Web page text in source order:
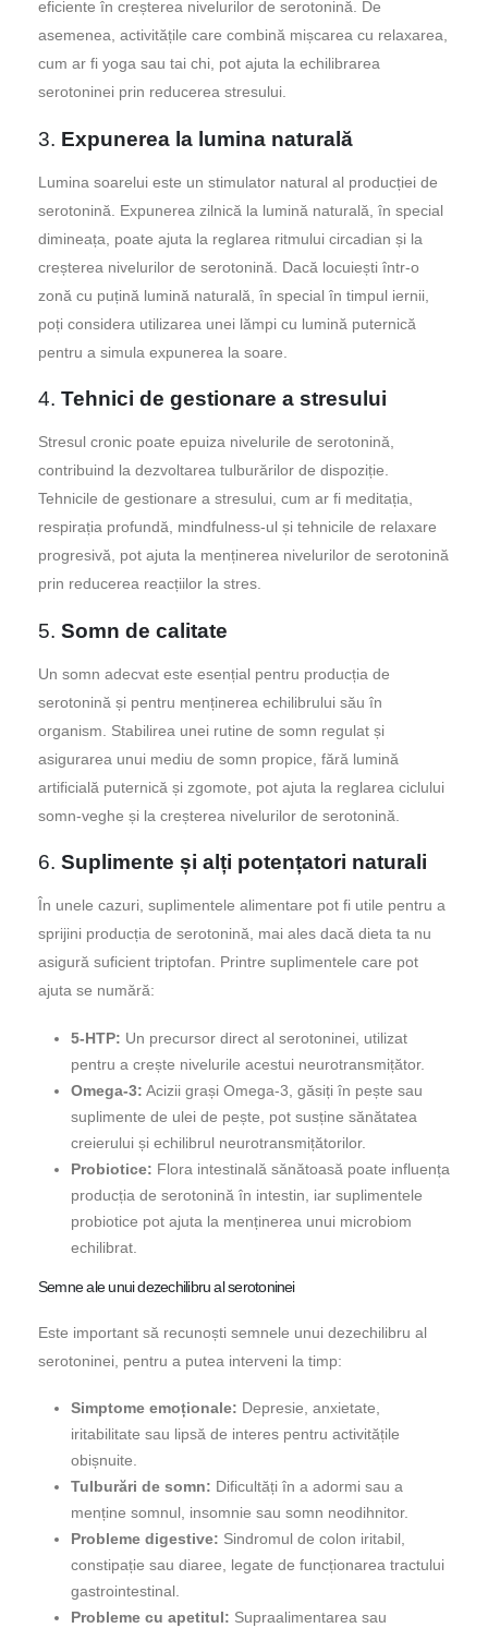
eficiente în creșterea nivelurilor de serotonină. De
asemenea, activitățile care combină mișcarea cu relaxarea,
cum ar fi yoga sau tai chi, pot ajuta la echilibrarea
serotoninei prin reducerea stresului.
3. Expunerea la lumina naturală
Lumina soarelui este un stimulator natural al producției de
serotonină. Expunerea zilnică la lumină naturală, în special
dimineața, poate ajuta la reglarea ritmului circadian și la
creșterea nivelurilor de serotonină. Dacă locuiești într-o
zonă cu puțină lumină naturală, în special în timpul iernii,
poți considera utilizarea unei lămpi cu lumină puternică
pentru a simula expunerea la soare.
4. Tehnici de gestionare a stresului
Stresul cronic poate epuiza nivelurile de serotonină,
contribuind la dezvoltarea tulburărilor de dispoziție.
Tehnicile de gestionare a stresului, cum ar fi meditația,
respirația profundă, mindfulness-ul și tehnicile de relaxare
progresivă, pot ajuta la menținerea nivelurilor de serotonină
prin reducerea reacțiilor la stres.
5. Somn de calitate
Un somn adecvat este esențial pentru producția de
serotonină și pentru menținerea echilibrului său în
organism. Stabilirea unei rutine de somn regulat și
asigurarea unui mediu de somn propice, fără lumină
artificială puternică și zgomote, pot ajuta la reglarea ciclului
somn-veghe și la creșterea nivelurilor de serotonină.
6. Suplimente și alți potențatori naturali
În unele cazuri, suplimentele alimentare pot fi utile pentru a
sprijini producția de serotonină, mai ales dacă dieta ta nu
asigură suficient triptofan. Printre suplimentele care pot
ajuta se numără:
5-HTP: Un precursor direct al serotoninei, utilizat
pentru a crește nivelurile acestui neurotransmițător.
Omega-3: Acizii grași Omega-3, găsiți în pește sau
suplimente de ulei de pește, pot susține sănătatea
creierului și echilibrul neurotransmițătorilor.
Probiotice: Flora intestinală sănătoasă poate influența
producția de serotonină în intestin, iar suplimentele
probiotice pot ajuta la menținerea unui microbiom
echilibrat.
Semne ale unui dezechilibru al serotoninei
Este important să recunoști semnele unui dezechilibru al
serotoninei, pentru a putea interveni la timp:
Simptome emoționale: Depresie, anxietate,
iritabilitate sau lipsă de interes pentru activitățile
obișnuite.
Tulburări de somn: Dificultăți în a adormi sau a
menține somnul, insomnie sau somn neodihnitor.
Probleme digestive: Sindromul de colon iritabil,
constipație sau diaree, legate de funcționarea tractului
gastrointestinal.
Probleme cu apetitul: Supraalimentarea sau